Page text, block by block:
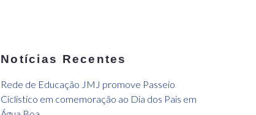
Notícias Recentes
Rede de Educação JMJ promove Passeio
Ciclístico em comemoração ao Dia dos Pais em